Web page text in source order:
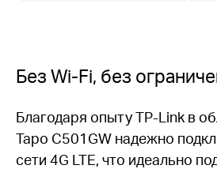
Без Wi-Fi, без
Благодаря опыту TP-Link в
Tapo C501GW надежно
сети 4G LTE, что идеально